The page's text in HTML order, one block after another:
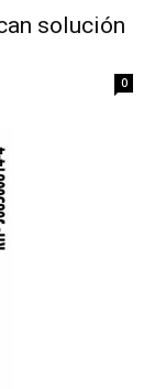
solución
0